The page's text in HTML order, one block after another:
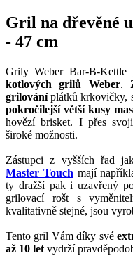
Gril na dřevěné
- 47 cm
Grily Weber Bar-B-Kettle
kotlových grilů Weber.
grilováníplátků krkovičky,
pokročilejší větší kusy
hovězí brisket. I přes
široké možnosti.
Zástupci z vyšších řad
Master Touch mají
ty dražší pak i uzavřený
grilovací rošt s
kvalitativně stejné, jsou
Tento gril Vám díky své
až 10 let vydrží